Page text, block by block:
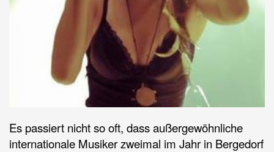
Es passiert nicht so oft, dass außergewöhnliche
internationale Musiker zweimal im Jahr in Bergedorf